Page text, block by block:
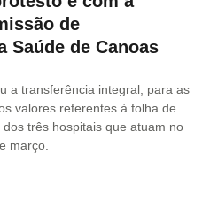
de
Saúde de Canoas
a transferência integral, para as
valores referentes à folha de
três hospitais que atuam no
março.